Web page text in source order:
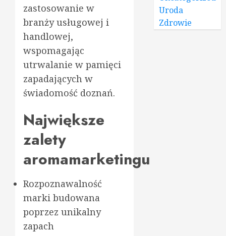
zastosowanie w
branży usługowej i
handlowej,
wspomagając
utrwalanie w pamięci
zapadających w
świadomość doznań.
Największe
zalety
aromamarketingu
Rozpoznawalność
marki budowana
poprzez unikalny
zapach
Uroda
Zdrowie